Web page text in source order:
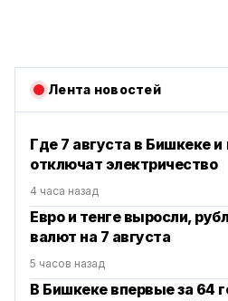
Лента новостей
Где 7 августа в Бишкеке и
отключат электричество
4 часа назад
Евро и тенге выросли,
валют на 7 августа
5 часов назад
В Бишкеке впервые за 64